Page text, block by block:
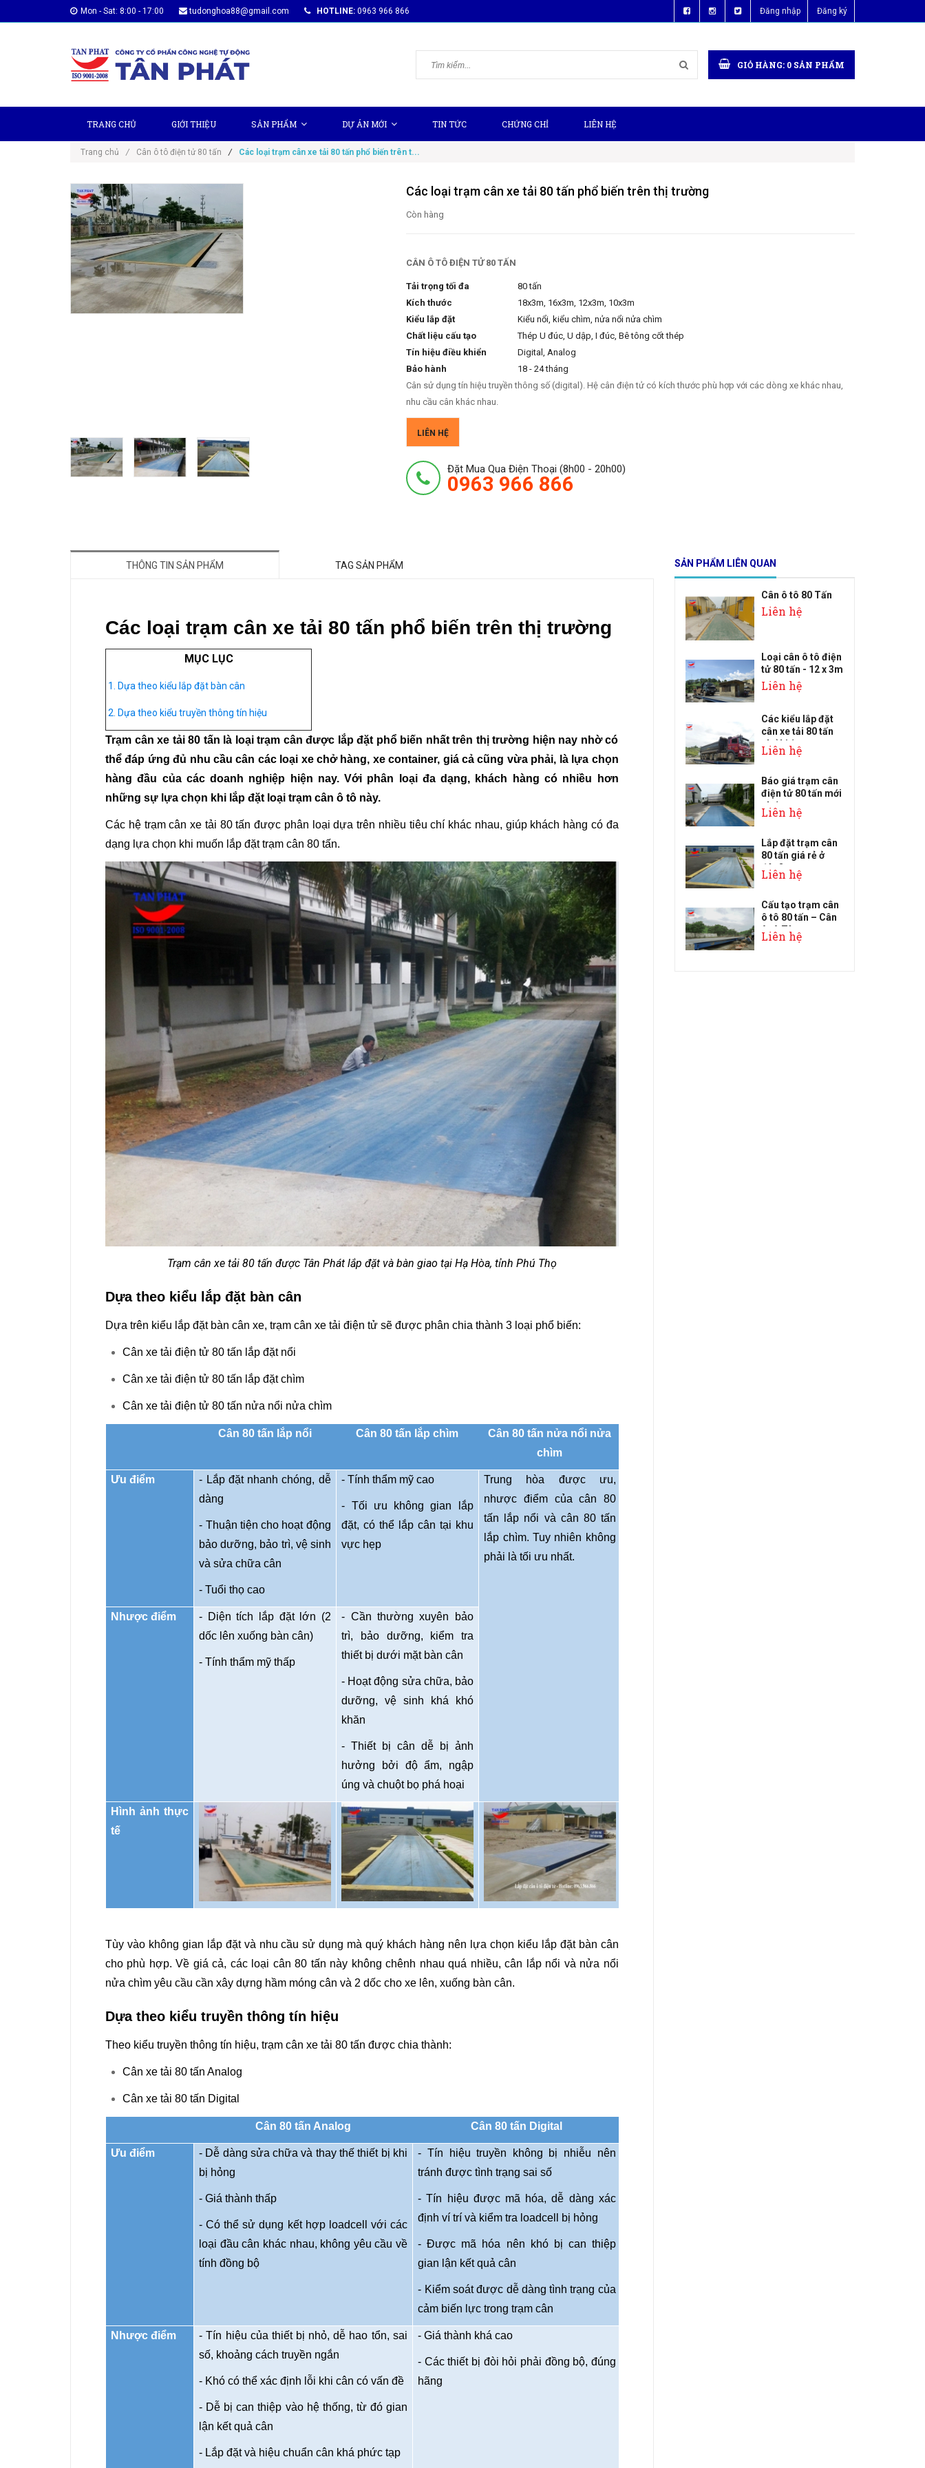
Mon - Sat: 8:00 - 17:00 tudonghoa88@gmail.com HOTLINE: 0963 966 866 Đăng nhập Đăng ký
GIỎ HÀNG: 0 SẢN PHẨM
TRANG CHỦ GIỚI THIỆU SẢN PHẨM DỰ ÁN MỚI TIN TỨC CHỨNG CHỈ LIÊN HỆ
Trang chủ / Cân ô tô điện tử 80 tấn / Các loại trạm cân xe tải 80 tấn phổ biến trên t...
Các loại trạm cân xe tải 80 tấn phổ biến trên thị trường
Còn hàng
CÂN Ô TÔ ĐIỆN TỬ 80 TẤN
Tải trọng tối đa
80 tấn
Kích thước
18x3m, 16x3m, 12x3m, 10x3m
Kiểu lắp đặt
Kiểu nổi, kiểu chìm, nửa nổi nửa chìm
Chất liệu cấu tạo
Thép U đúc, U dập, I đúc, Bê tông cốt thép
Tín hiệu điều khiển
Digital, Analog
Bảo hành
18 - 24 tháng
Cân sử dụng tín hiệu truyền thông số (digital). Hệ cân điện tử có kích thước phù hợp với các dòng xe khác nhau,
nhu cầu cân khác nhau.
LIÊN HỆ
Đặt Mua Qua Điện Thoại (8h00 - 20h00)
0963 966 866
THÔNG TIN SẢN PHẨM TAG SẢN PHẨM
Các loại trạm cân xe tải 80 tấn phổ biến trên thị trường
MỤC LỤC
1. Dựa theo kiểu lắp đặt bàn cân
2. Dựa theo kiểu truyền thông tín hiệu
Trạm cân xe tải 80 tấn là loại trạm cân được lắp đặt phổ biến nhất trên thị trường hiện nay nhờ có
thể đáp ứng đủ nhu cầu cân các loại xe chở hàng, xe container, giá cả cũng vừa phải, là lựa chọn
hàng đầu của các doanh nghiệp hiện nay. Với phân loại đa dạng, khách hàng có nhiều hơn
những sự lựa chọn khi lắp đặt loại trạm cân ô tô này.
Các hệ trạm cân xe tải 80 tấn được phân loại dựa trên nhiều tiêu chí khác nhau, giúp khách hàng có đa
dạng lựa chọn khi muốn lắp đặt trạm cân 80 tấn.
Trạm cân xe tải 80 tấn được Tân Phát lắp đặt và bàn giao tại Hạ Hòa, tỉnh Phú Thọ
Dựa theo kiểu lắp đặt bàn cân
Dựa trên kiểu lắp đặt bàn cân xe, trạm cân xe tải điện tử sẽ được phân chia thành 3 loại phổ biến:
Cân xe tải điện tử 80 tấn lắp đặt nổi
Cân xe tải điện tử 80 tấn lắp đặt chìm
Cân xe tải điện tử 80 tấn nửa nổi nửa chìm
Cân 80 tấn lắp nổi Cân 80 tấn lắp chìm
Cân 80 tấn nửa nổi nửa
chìm
Ưu điểm
- Lắp đặt nhanh chóng, dễ
dàng
- Thuận tiện cho hoạt động
bảo dưỡng, bảo trì, vệ sinh
và sửa chữa cân
- Tuổi thọ cao
- Tính thẩm mỹ cao
- Tối ưu không gian lắp
đặt, có thể lắp cân tại khu
vực hẹp
Trung hòa được ưu,
nhược điểm của cân 80
tấn lắp nổi và cân 80 tấn
lắp chìm. Tuy nhiên không
phải là tối ưu nhất.
Nhược điểm
- Diện tích lắp đặt lớn (2
dốc lên xuống bàn cân)
- Tính thẩm mỹ thấp
- Cần thường xuyên bảo
trì, bảo dưỡng, kiểm tra
thiết bị dưới mặt bàn cân
- Hoạt động sửa chữa, bảo
dưỡng, vệ sinh khá khó
khăn
- Thiết bị cân dễ bị ảnh
hưởng bởi độ ẩm, ngập
úng và chuột bọ phá hoại
Hình ảnh thực
tế
Tùy vào không gian lắp đặt và nhu cầu sử dụng mà quý khách hàng nên lựa chọn kiểu lắp đặt bàn cân
cho phù hợp. Về giá cả, các loại cân 80 tấn này không chênh nhau quá nhiều, cân lắp nổi và nửa nổi
nửa chìm yêu cầu cần xây dựng hầm móng cân và 2 dốc cho xe lên, xuống bàn cân.
Dựa theo kiểu truyền thông tín hiệu
Theo kiểu truyền thông tín hiệu, trạm cân xe tải 80 tấn được chia thành:
Cân xe tải 80 tấn Analog
Cân xe tải 80 tấn Digital
Cân 80 tấn Analog Cân 80 tấn Digital
Ưu điểm
- Dễ dàng sửa chữa và thay thế thiết bị khi
bị hỏng
- Giá thành thấp
- Có thể sử dụng kết hợp loadcell với các
loại đầu cân khác nhau, không yêu cầu về
tính đồng bộ
- Tín hiệu truyền không bị nhiễu nên
tránh được tình trạng sai số
- Tín hiệu được mã hóa, dễ dàng xác
định ví trí và kiểm tra loadcell bị hỏng
- Được mã hóa nên khó bị can thiệp
gian lận kết quả cân
- Kiểm soát được dễ dàng tình trạng của
cảm biến lực trong trạm cân
Nhược điểm
- Tín hiệu của thiết bị nhỏ, dễ hao tổn, sai
số, khoảng cách truyền ngắn
- Khó có thể xác định lỗi khi cân có vấn đề
- Dễ bị can thiệp vào hệ thống, từ đó gian
lận kết quả cân
- Lắp đặt và hiệu chuẩn cân khá phức tạp
- Giá thành khá cao
- Các thiết bị đòi hỏi phải đồng bộ, đúng
hãng
SẢN PHẨM LIÊN QUAN
Cân ô tô 80 Tấn
Liên hệ
Loại cân ô tô điện
tử 80 tấn - 12 x 3m
Liên hệ
Các kiểu lắp đặt
cân xe tải 80 tấn
phổ biến
Liên hệ
Báo giá trạm cân
điện tử 80 tấn mới
nhất
Liên hệ
Lắp đặt trạm cân
80 tấn giá rẻ ở
đâu?
Liên hệ
Cấu tạo trạm cân
ô tô 80 tấn – Cân
ô tô Tâ...
Liên hệ